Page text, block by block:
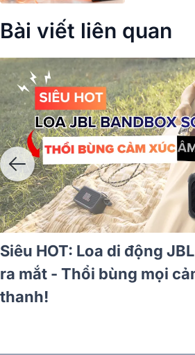
Bài viết liên quan
Xtreme 5 và Go 5: Bộ
hệ mới với nhiều nâng